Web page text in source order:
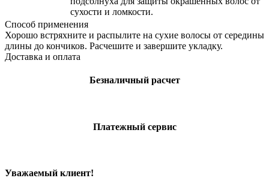
сухости и ломкости.
Способ применения
Хорошо встряхните и распылите на сухие волосы от середины
длины до кончиков. Расчешите и завершите укладку.
Доставка и оплата
Безналичный расчет
Платежный сервис
Уважаемый клиент!